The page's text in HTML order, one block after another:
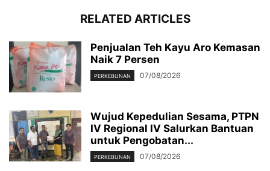
RELATED ARTICLES
Penjualan Teh Kayu Aro Kemasan
Naik 7 Persen
PERKEBUNAN 07/08/2026
Wujud Kepedulian Sesama, PTPN
IV Regional IV Salurkan Bantuan
untuk Pengobatan...
PERKEBUNAN 07/08/2026